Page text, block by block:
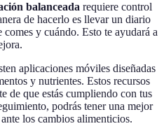
balanceada requiere control
de hacerlo es llevar un diario
y cuándo. Esto te ayudará a
aplicaciones móviles diseñadas
y nutrientes. Estos recursos
de que estás cumpliendo con tus
podrás tener una mejor
los cambios alimenticios.